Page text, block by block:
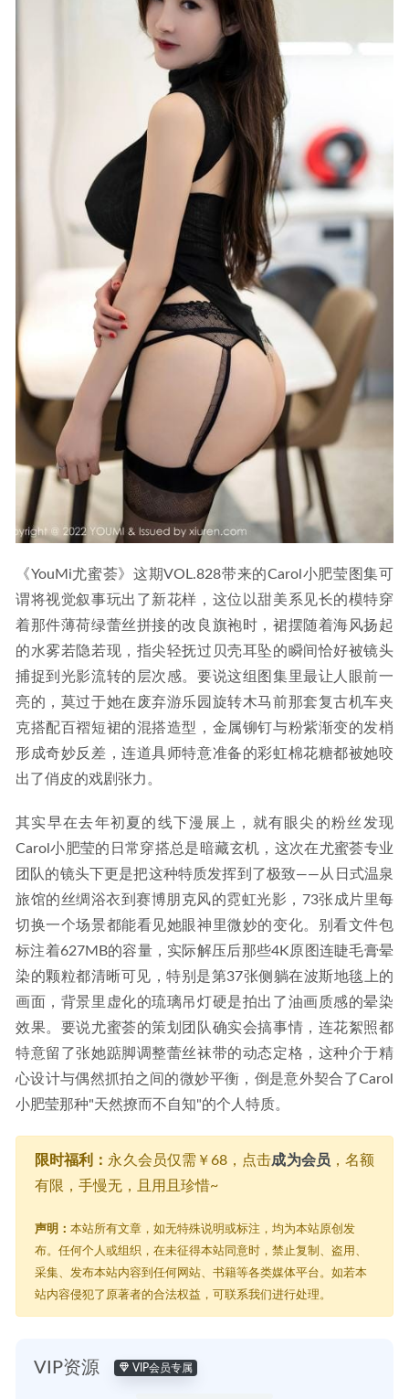
《YouMi尤蜜荟》这期VOL.828带来的Carol小肥莹图集可
谓将视觉叙事玩出了新花样，这位以甜美系见长的模特穿
着那件薄荷绿蕾丝拼接的改良旗袍时，裙摆随着海风扬起
的水雾若隐若现，指尖轻抚过贝壳耳坠的瞬间恰好被镜头
捕捉到光影流转的层次感。要说这组图集里最让人眼前一
亮的，莫过于她在废弃游乐园旋转木马前那套复古机车夹
克搭配百褶短裙的混搭造型，金属铆钉与粉紫渐变的发梢
形成奇妙反差，连道具师特意准备的彩虹棉花糖都被她咬
出了俏皮的戏剧张力。
其实早在去年初夏的线下漫展上，就有眼尖的粉丝发现
Carol小肥莹的日常穿搭总是暗藏玄机，这次在尤蜜荟专业
团队的镜头下更是把这种特质发挥到了极致——从日式温泉
旅馆的丝绸浴衣到赛博朋克风的霓虹光影，73张成片里每
切换一个场景都能看见她眼神里微妙的变化。别看文件包
标注着627MB的容量，实际解压后那些4K原图连睫毛膏晕
染的颗粒都清晰可见，特别是第37张侧躺在波斯地毯上的
画面，背景里虚化的琉璃吊灯硬是拍出了油画质感的晕染
效果。要说尤蜜荟的策划团队确实会搞事情，连花絮照都
特意留了张她踮脚调整蕾丝袜带的动态定格，这种介于精
心设计与偶然抓拍之间的微妙平衡，倒是意外契合了Carol
小肥莹那种"天然撩而不自知"的个人特质。
限时福利： 永久会员仅需￥68，点击成为会员 ，名额
有限，手慢无，且用且珍惜~
声明： 本站所有文章，如无特殊说明或标注，均为本站原创发
布。任何个人或组织，在未征得本站同意时，禁止复制、盗用、
采集、发布本站内容到任何网站、书籍等各类媒体平台。如若本
站内容侵犯了原著者的合法权益，可联系我们进行处理。
VIP资源 VIP会员专属